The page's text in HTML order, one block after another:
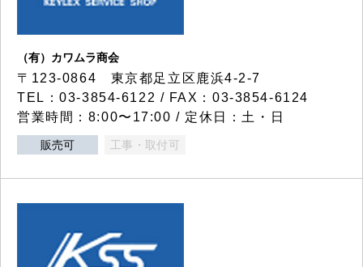
（有）カワムラ商会
〒123-0864 東京都足立区鹿浜4-2-7
TEL：03-3854-6122 / FAX：03-3854-6124
営業時間：8:00〜17:00 / 定休日：土・日
販売可 工事・取付可